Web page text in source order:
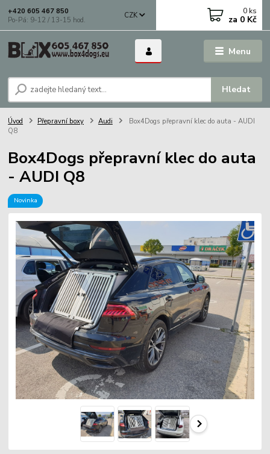
Menu
CZK
Hledat
+420 605 467 850
Po-Pá: 9-12 / 13-15 hod.
0 ks
za 0 Kč
Úvod Přepravní boxy Audi
Box4Dogs přepravní klec do auta - AUDI
Q8
Box4Dogs přepravní klec do auta
- AUDI Q8
Novinka